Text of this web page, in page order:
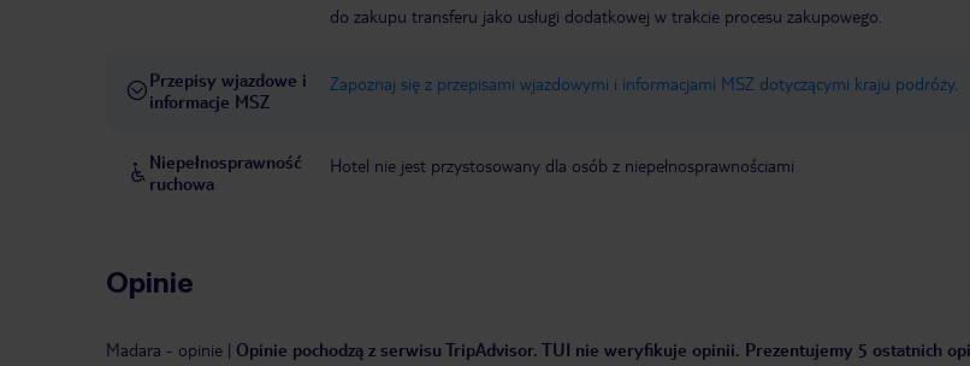
do zakupu transferu jako usługi dodatkowej w trakcie procesu zakupowego.
Przepisy wjazdowe i
informacje MSZ
Zapoznaj się z przepisami wjazdowymi i informacjami MSZ dotyczącymi kraju podróży.
Niepełnosprawność
ruchowa
Hotel nie jest przystosowany dla osób z niepełnosprawnościami
Opinie
Madara - opinie | Opinie pochodzą z serwisu TripAdvisor. TUI nie weryfikuje opinii. Prezentujemy 5 ostatnich